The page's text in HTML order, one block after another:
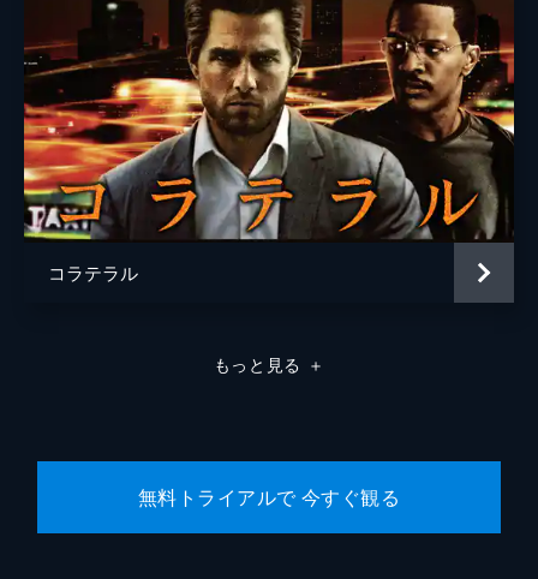
コラテラル
もっと見る ＋
無料トライアルで 今すぐ観る